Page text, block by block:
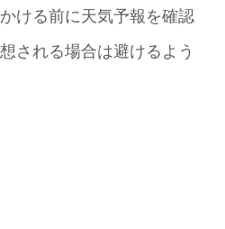
ける前に天気予報を確認
される場合は避けるよう